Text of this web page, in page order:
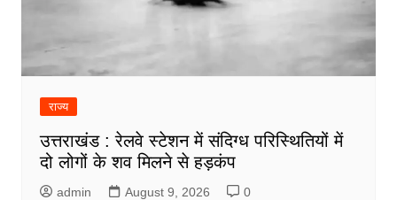
राज्य
उत्तराखंड : रेलवे स्टेशन में संदिग्ध परिस्थितियों में
दो लोगों के शव मिलने से हड़कंप
admin August 9, 2026 0